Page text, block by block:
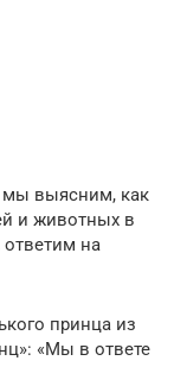
мы выясним, как
и животных в
ответим на
принца из
«Мы в ответе